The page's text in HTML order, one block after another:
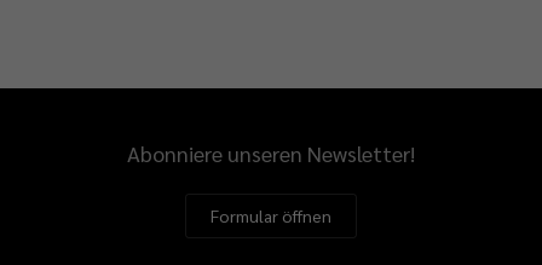
Abonniere unseren Newsletter!
Formular öffnen